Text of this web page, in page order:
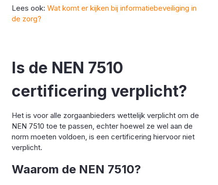
Lees ook: Wat komt er kijken bij informatiebeveiliging in
de zorg?
Is de NEN 7510
certificering verplicht?
Het is voor alle zorgaanbieders wettelijk verplicht om de
NEN 7510 toe te passen, echter hoewel ze wel aan de
norm moeten voldoen, is een certificering hiervoor niet
verplicht.
Waarom de NEN 7510?